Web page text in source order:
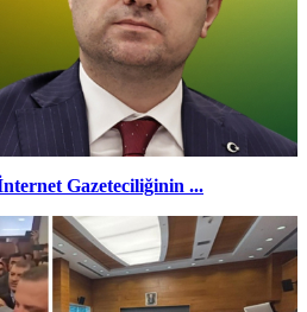
Gazeteciliğinin ...